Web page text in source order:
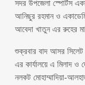
সদর উপজেলা স্পোর্টস
আনিছুর রহমান ও
আবেদা খাতুন এর রুহের
শুক্রবার বাদ আসর
এর কার্যালয়ে এ মিলাদ ও
নলকট মোহাম্মাদিয়া-